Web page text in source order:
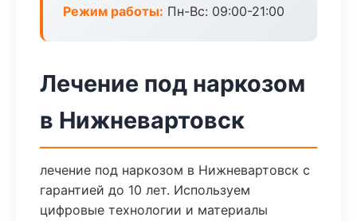
Режим работы: Пн-Вс: 09:00-21:00
Лечение под наркозом
в Нижневартовск
лечение под наркозом в Нижневартовск с
гарантией до 10 лет. Используем
цифровые технологии и материалы